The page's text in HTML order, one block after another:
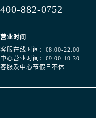
400-882-0752
营业时间
客服在线时间：08:00-22:00
中心营业时间：09:00-19:30
客服及中心节假日不休